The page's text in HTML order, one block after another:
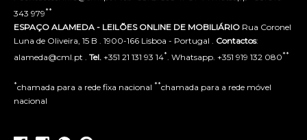
343 979**
ESPAÇO ALAMEDA - LEILÕES ONLINE DE MOBILIÁRIO Rua Coronel
Luna de Oliveira, 15 B . 1900-166 Lisboa - Portugal . Contactos:
alameda@cml.pt . Tel. +351 21 131 93 14* . Whatsapp. +351 919 132 080**
*chamada para a rede fixa nacional **chamada para a rede móvel
nacional